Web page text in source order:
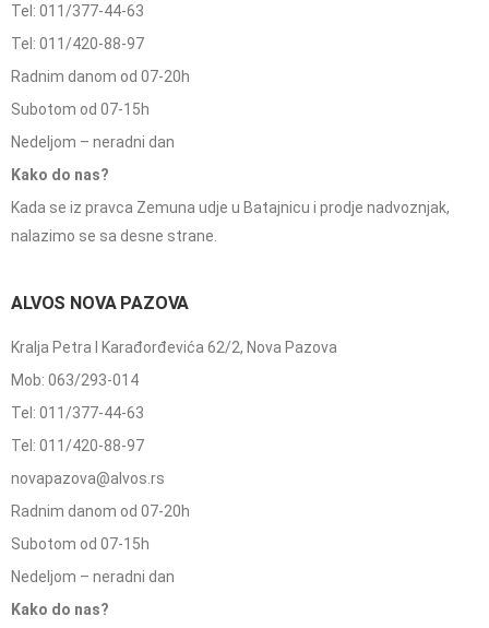
Tel: 011/377-44-63
Tel: 011/420-88-97
Radnim danom od 07-20h
Subotom od 07-15h
Nedeljom – neradni dan
Kako do nas?
Kada se iz pravca Zemuna udje u Batajnicu i prodje nadvoznjak,
nalazimo se sa desne strane.
ALVOS NOVA PAZOVA
Kralja Petra I Karađorđevića 62/2, Nova Pazova
Mob: 063/293-014
Tel: 011/377-44-63
Tel: 011/420-88-97
novapazova@alvos.rs
Radnim danom od 07-20h
Subotom od 07-15h
Nedeljom – neradni dan
Kako do nas?